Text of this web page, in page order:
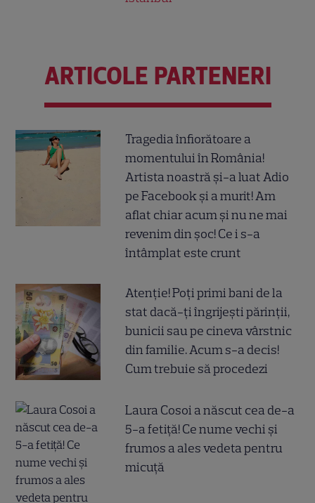
ARTICOLE PARTENERI
Tragedia înfiorătoare a
momentului în România!
Artista noastră și-a luat Adio
pe Facebook și a murit! Am
aflat chiar acum și nu ne mai
revenim din șoc! Ce i s-a
întâmplat este crunt
Atenție! Poți primi bani de la
stat dacă-ți îngrijești părinții,
bunicii sau pe cineva vârstnic
din familie. Acum s-a decis!
Cum trebuie să procedezi
Laura Cosoi a născut cea de-a
5-a fetiță! Ce nume vechi și
frumos a ales vedeta pentru
micuță